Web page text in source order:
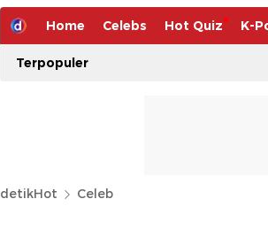
Home Celebs Hot Quiz K-
Terpopuler
detikHot Celeb